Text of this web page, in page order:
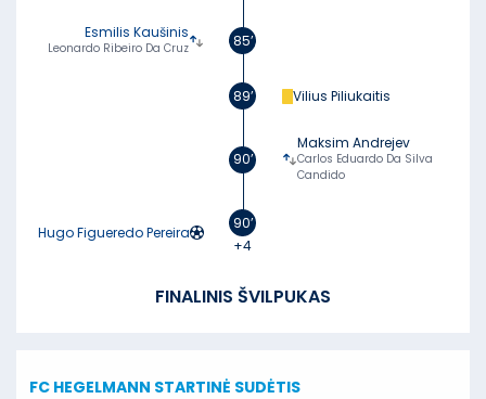
FC HEGELMANN STARTINĖ SUDĖTIS
Esmilis Kaušinis
Leonardo Ribeiro Da Cruz 85’
89’ Vilius Piliukaitis
90’
Maksim Andrejev
Carlos Eduardo Da Silva
Candido
Hugo Figueredo Pereira
90’
+4
FINALINIS ŠVILPUKAS